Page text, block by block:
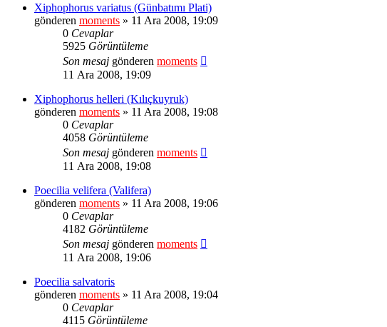
Xiphophorus variatus (Günbatımı Plati)
gönderen moments » 11 Ara 2008, 19:09
0 Cevaplar
5925 Görüntüleme
Son mesaj gönderen moments
11 Ara 2008, 19:09
Xiphophorus helleri (Kılıçkuyruk)
gönderen moments » 11 Ara 2008, 19:08
0 Cevaplar
4058 Görüntüleme
Son mesaj gönderen moments
11 Ara 2008, 19:08
Poecilia velifera (Valifera)
gönderen moments » 11 Ara 2008, 19:06
0 Cevaplar
4182 Görüntüleme
Son mesaj gönderen moments
11 Ara 2008, 19:06
Poecilia salvatoris
gönderen moments » 11 Ara 2008, 19:04
0 Cevaplar
4115 Görüntüleme